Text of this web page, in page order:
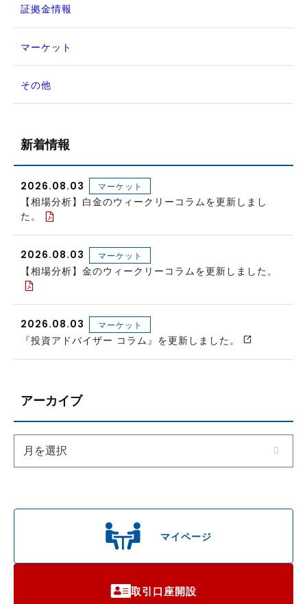
マイページ
取引口座開設
証拠金情報
マーケット
その他
新着情報
2026.08.03 マーケット
【相場分析】白金のウィークリーコラムを更新しまし
た。
2026.08.03 マーケット
【相場分析】金のウィークリーコラムを更新しました。
2026.08.03 マーケット
『投資アドバイザー コラム』を更新しました。
アーカイブ